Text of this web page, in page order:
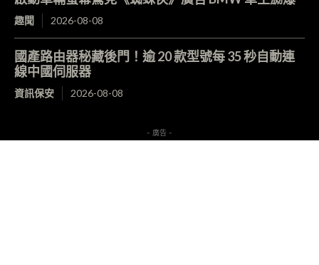
趣聞 2026-08-08
國產路由器秘藏後門！逾 20 款型號每 35 秒自動連
線中國伺服器
資訊保安 2026-08-08
- 廣告 -